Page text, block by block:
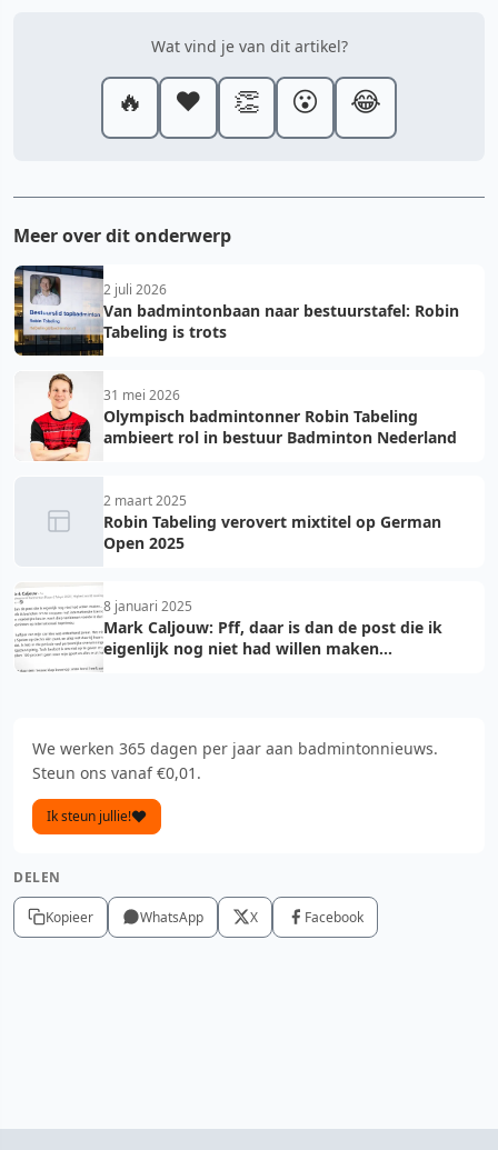
Wat vind je van dit artikel?
🔥 ❤️ 👏 😮 😂
Meer over dit onderwerp
2 juli 2026
Van badmintonbaan naar bestuurstafel: Robin
Tabeling is trots
31 mei 2026
Olympisch badmintonner Robin Tabeling
ambieert rol in bestuur Badminton Nederland
2 maart 2025
Robin Tabeling verovert mixtitel op German
Open 2025
8 januari 2025
Mark Caljouw: Pff, daar is dan de post die ik
eigenlijk nog niet had willen maken...
We werken 365 dagen per jaar aan badmintonnieuws.
Steun ons vanaf €0,01.
Ik steun jullie!
DELEN
Kopieer WhatsApp X Facebook